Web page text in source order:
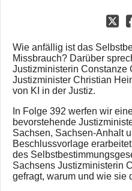
Wie anfällig ist das
Missbrauch? Darüber
Justizministerin Constanze
Justizminister Christian
von KI in der Justiz.
In Folge 392 werfen wir
bevorstehende
Sachsen, Sachsen-Anhalt
Beschlussvorlage
des
Sachsens Justizministerin
gefragt, warum und wie sie